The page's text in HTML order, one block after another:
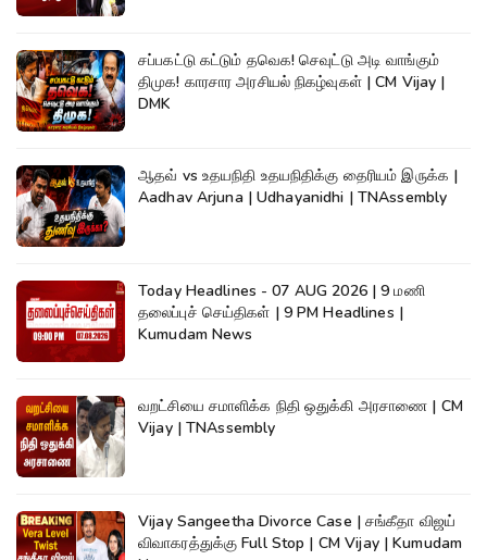
சப்பகட்டு கட்டும் தவெக! செவுட்டு அடி வாங்கும்
திமுக! காரசார அரசியல் நிகழ்வுகள் | CM Vijay |
DMK
ஆதவ் vs உதயநிதி உதயநிதிக்கு தைரியம் இருக்க |
Aadhav Arjuna | Udhayanidhi | TNAssembly
Today Headlines - 07 AUG 2026 | 9 மணி
தலைப்புச் செய்திகள் | 9 PM Headlines |
Kumudam News
வறட்சியை சமாளிக்க நிதி ஒதுக்கி அரசாணை | CM
Vijay | TNAssembly
Vijay Sangeetha Divorce Case | சங்கீதா விஜய்
விவாகரத்துக்கு Full Stop | CM Vijay | Kumudam